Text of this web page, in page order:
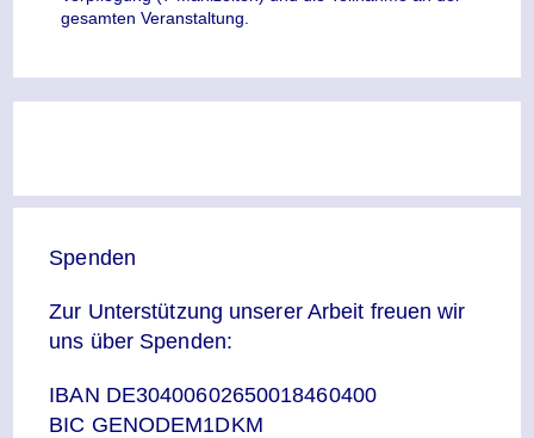
gesamten Veranstaltung.
Spenden
Zur Unterstützung unserer Arbeit freuen wir
uns über Spenden:
IBAN DE30400602650018460400
BIC GENODEM1DKM